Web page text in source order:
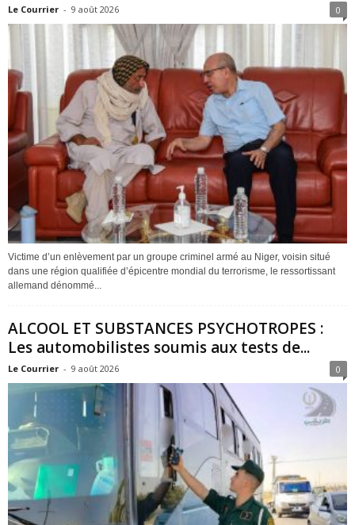
Le Courrier - 9 août 2026 0
Victime d’un enlèvement par un groupe criminel armé au Niger, voisin situé
dans une région qualifiée d’épicentre mondial du terrorisme, le ressortissant
allemand dénommé...
ALCOOL ET SUBSTANCES PSYCHOTROPES :
Les automobilistes soumis aux tests de...
Le Courrier - 9 août 2026 0